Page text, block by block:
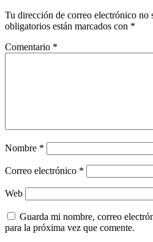
Tu dirección de correo electrónico no
obligatorios están marcados con *
Comentario *
Nombre *
Correo electrónico *
Web
Guarda mi nombre, correo
para la próxima vez que comente.